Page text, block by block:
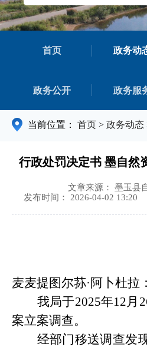
首页 政务动
政务公开 政务服
当前位置： 首页 > 政务动态
行政处罚决定书 墨自然
文章来源： 墨玉县
发布时间： 2026-04-02 13:20
麦麦提图尔荪·阿卜杜拉：
我局于2025年12月
案立案调查。
经部门移送调查发